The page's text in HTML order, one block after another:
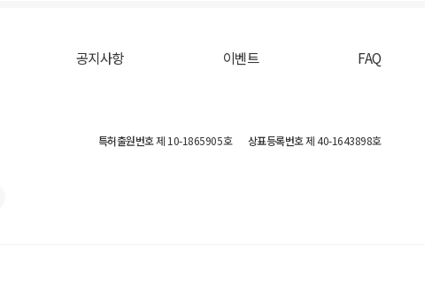
공지사항 이벤트 FAQ
특허출원번호제 10-1865905호 상표등록번호제 40-1643898호